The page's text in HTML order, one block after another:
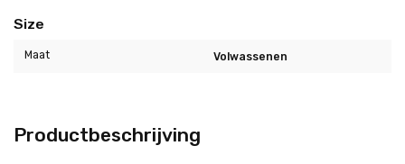
Size
Maat Volwassenen
Productbeschrijving